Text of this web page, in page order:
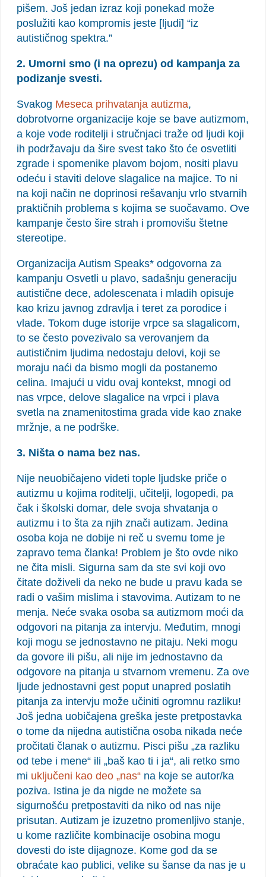
pišem. Još jedan izraz koji ponekad može
poslužiti kao kompromis jeste [ljudi] “iz
autističnog spektra.”
2. Umorni smo (i na oprezu) od kampanja za
podizanje svesti.
Svakog Meseca prihvatanja autizma,
dobrotvorne organizacije koje se bave autizmom,
a koje vode roditelji i stručnjaci traže od ljudi koji
ih podržavaju da šire svest tako što će osvetliti
zgrade i spomenike plavom bojom, nositi plavu
odeću i staviti delove slagalice na majice. To ni
na koji način ne doprinosi rešavanju vrlo stvarnih
praktičnih problema s kojima se suočavamo. Ove
kampanje često šire strah i promovišu štetne
stereotipe.
Organizacija Autism Speaks* odgovorna za
kampanju Osvetli u plavo, sadašnju generaciju
autistične dece, adolescenata i mladih opisuje
kao krizu javnog zdravlja i teret za porodice i
vlade. Tokom duge istorije vrpce sa slagalicom,
to se često povezivalo sa verovanjem da
autističnim ljudima nedostaju delovi, koji se
moraju naći da bismo mogli da postanemo
celina. Imajući u vidu ovaj kontekst, mnogi od
nas vrpce, delove slagalice na vrpci i plava
svetla na znamenitostima grada vide kao znake
mržnje, a ne podrške.
3. Ništa o nama bez nas.
Nije neuobičajeno videti tople ljudske priče o
autizmu u kojima roditelji, učitelji, logopedi, pa
čak i školski domar, dele svoja shvatanja o
autizmu i to šta za njih znači autizam. Jedina
osoba koja ne dobije ni reč u svemu tome je
zapravo tema članka! Problem je što ovde niko
ne čita misli. Sigurna sam da ste svi koji ovo
čitate doživeli da neko ne bude u pravu kada se
radi o vašim mislima i stavovima. Autizam to ne
menja. Neće svaka osoba sa autizmom moći da
odgovori na pitanja za intervju. Međutim, mnogi
koji mogu se jednostavno ne pitaju. Neki mogu
da govore ili pišu, ali nije im jednostavno da
odgovore na pitanja u stvarnom vremenu. Za ove
ljude jednostavni gest poput unapred poslatih
pitanja za intervju može učiniti ogromnu razliku!
Još jedna uobičajena greška jeste pretpostavka
o tome da nijedna autistična osoba nikada neće
pročitati članak o autizmu. Pisci pišu „za razliku
od tebe i mene“ ili „baš kao ti i ja“, ali retko smo
mi uključeni kao deo „nas“ na koje se autor/ka
poziva. Istina je da nigde ne možete sa
sigurnošću pretpostaviti da niko od nas nije
prisutan. Autizam je izuzetno promenljivo stanje,
u kome različite kombinacije osobina mogu
dovesti do iste dijagnoze. Kome god da se
obraćate kao publici, velike su šanse da nas je u